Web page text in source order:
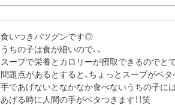
食いつきバツグンです◎
うちの子は食が細いので、、
スープで栄養とカロリーが摂取できるのでとて
問題点があるとすると、ちょっとスープがベタ
手であげないとなかなか食べないうちの子に
あげる時に人間の手がベタつきます！！笑